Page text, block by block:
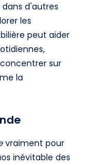
d'autres
les
peut aider
sur
la
vraiment pour
inévitable des